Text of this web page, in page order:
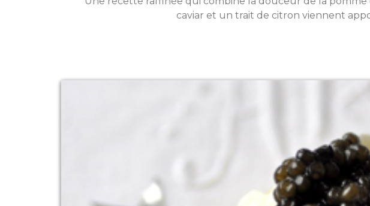
caviar et un trait de citron viennent